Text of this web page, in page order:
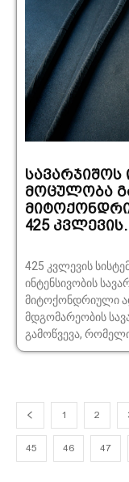
სავარჯიშოს
მოცულობა
425
425 კვლევის
ინტენსივობის
მიტოქონდრიული
მდგომარეობის
გამოწვევა,
1 2
45 46 47